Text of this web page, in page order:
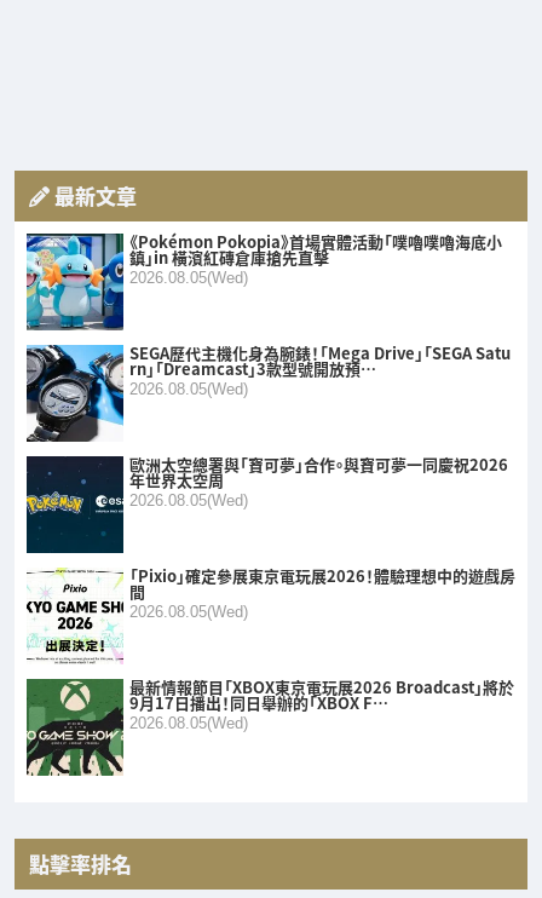
最新文章
《Pokémon Pokopia》首場實體活動「噗嚕噗嚕海底小
鎮」in 橫濱紅磚倉庫搶先直擊
2026.08.05(Wed)
SEGA歷代主機化身為腕錶！「Mega Drive」「SEGA Satu
rn」「Dreamcast」3款型號開放預…
2026.08.05(Wed)
歐洲太空總署與「寶可夢」合作。與寶可夢一同慶祝2026
年世界太空周
2026.08.05(Wed)
「Pixio」確定參展東京電玩展2026！體驗理想中的遊戲房
間
2026.08.05(Wed)
最新情報節目「XBOX東京電玩展2026 Broadcast」將於
9月17日播出！同日舉辦的「XBOX F…
2026.08.05(Wed)
點擊率排名